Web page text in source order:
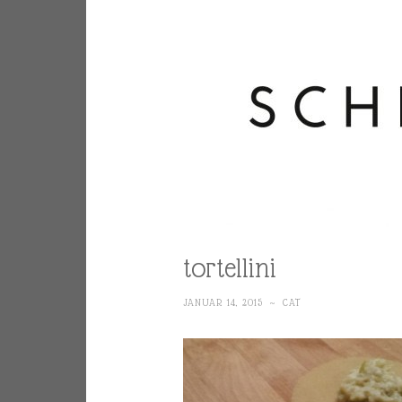
tortellini
JANUAR 14, 2015 ~ CAT